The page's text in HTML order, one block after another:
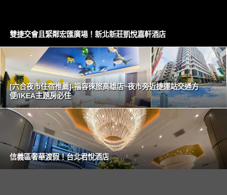
雙捷交會且緊鄰宏匯廣場！新北新莊凱悅嘉軒酒店
[六合夜市住宿推薦]-福容徠旅高雄店~夜市旁近捷運站交通方
便/IKEA主題房必住
信義區奢華渡假！台北君悅酒店